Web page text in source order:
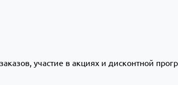
участие в акциях и дисконтной